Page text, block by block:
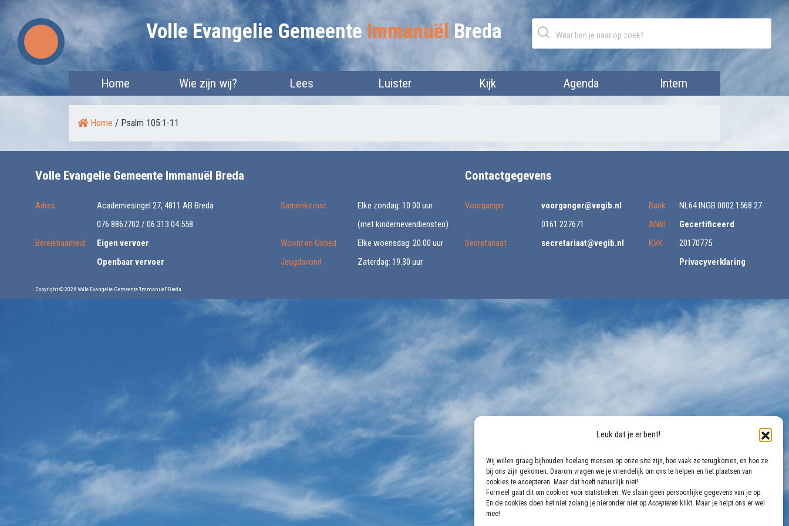
Leuk dat je er bent!
Wij willen graag bijhouden hoelang mensen op onze site zijn, hoe vaak ze terugkomen, en hoe ze
bij ons zijn gekomen. Daarom vragen we je vriendelijk om ons te helpen en het plaatsen van
cookies te accepteren. Maar dat hoeft natuurlijk niet!
Formeel gaat dit om cookies voor statistieken. We slaan geen persoonlijke gegevens van je op.
En de cookies doen het niet zolang je hieronder niet opAccepteren klikt. Maar je helpt ons er wel
mee!
Skip
to
content
Volle Evangelie Gemeente Immanuël Breda
Home Wie zijn wij? Lees Luister Kijk Agenda Intern
Home / Psalm 105:1-11
Volle Evangelie Gemeente Immanuël Breda
Adres
Academiesingel 27, 4811 AB Breda
076 8867702 / 06 313 04 558
Bereikbaarheid
Eigen vervoer
Openbaar vervoer
Samenkomst
Elke zondag: 10.00 uur
(met kindernevendiensten)
Woord en Gebed
Elke woensdag: 20.00 uur
Jeugdavond
Zaterdag: 19.30 uur
Contactgegevens
Voorganger
voorganger@vegib.nl
0161 227671
Secretariaat
secretariaat@vegib.nl
Bank
NL64 INGB 0002 1568 27
ANBI
Gecertificeerd
KVK
20170775
Privacyverklaring
Copyright © 2026 Volle Evangelie Gemeente 'Immanuël' Breda